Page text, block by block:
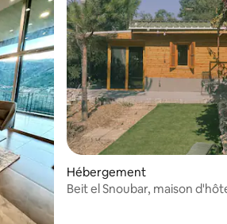
: 5 sur 5
Hébergement
Beit el Snoubar, maison